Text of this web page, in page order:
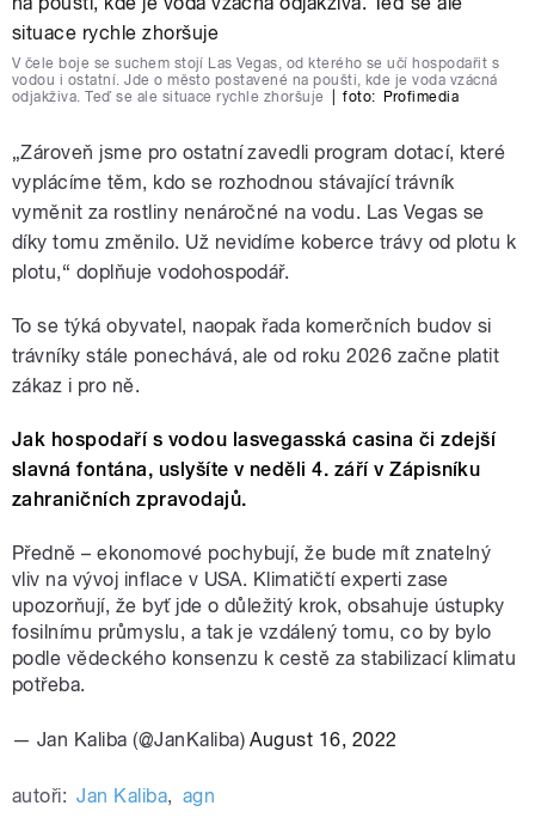
V čele boje se suchem stojí Las Vegas, od kterého se učí hospodařit s
vodou i ostatní. Jde o město postavené na poušti, kde je voda vzácná
odjakživa. Teď se ale situace rychle zhoršuje
foto: Profimedia
„Zároveň jsme pro ostatní zavedli program dotací, které
vyplácíme těm, kdo se rozhodnou stávající trávník
vyměnit za rostliny nenáročné na vodu. Las Vegas se
díky tomu změnilo. Už nevidíme koberce trávy od plotu k
plotu,“ doplňuje vodohospodář.
To se týká obyvatel, naopak řada komerčních budov si
trávníky stále ponechává, ale od roku 2026 začne platit
zákaz i pro ně.
Jak hospodaří s vodou lasvegasská casina či zdejší
slavná fontána, uslyšíte v neděli 4. září v Zápisníku
zahraničních zpravodajů.
Předně – ekonomové pochybují, že bude mít znatelný
vliv na vývoj inflace v USA. Klimatičtí experti zase
upozorňují, že byť jde o důležitý krok, obsahuje ústupky
fosilnímu průmyslu, a tak je vzdálený tomu, co by bylo
podle vědeckého konsenzu k cestě za stabilizací klimatu
potřeba.
— Jan Kaliba (@JanKaliba)August 16, 2022
autoři: Jan Kaliba, agn